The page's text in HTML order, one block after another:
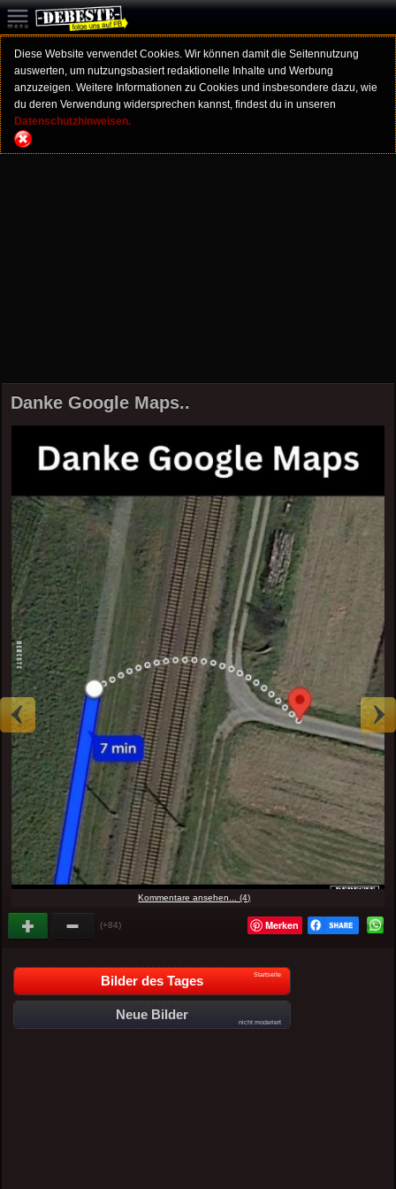
Diese Website verwendet Cookies. Wir können damit die Seitennutzung
auswerten, um nutzungsbasiert redaktionelle Inhalte und Werbung
anzuzeigen. Weitere Informationen zu Cookies und insbesondere dazu, wie
du deren Verwendung widersprechen kannst, findest du in unseren
Datenschutzhinweisen.
Danke Google Maps..
Kommentare ansehen... (4)
(+84) Merken
Bilder des Tages Startseite
Neue Bilder
nicht moderiert